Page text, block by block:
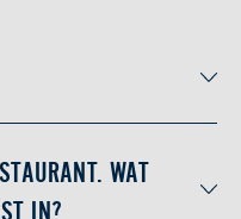
WAT
IN?